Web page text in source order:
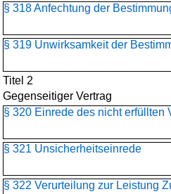
§ 318 Anfechtung der
§ 319 Unwirksamkeit der
Titel 2
Gegenseitiger Vertrag
§ 320 Einrede des nicht erfüllten
§ 321 Unsicherheitseinrede
§ 322 Verurteilung zur Leistung